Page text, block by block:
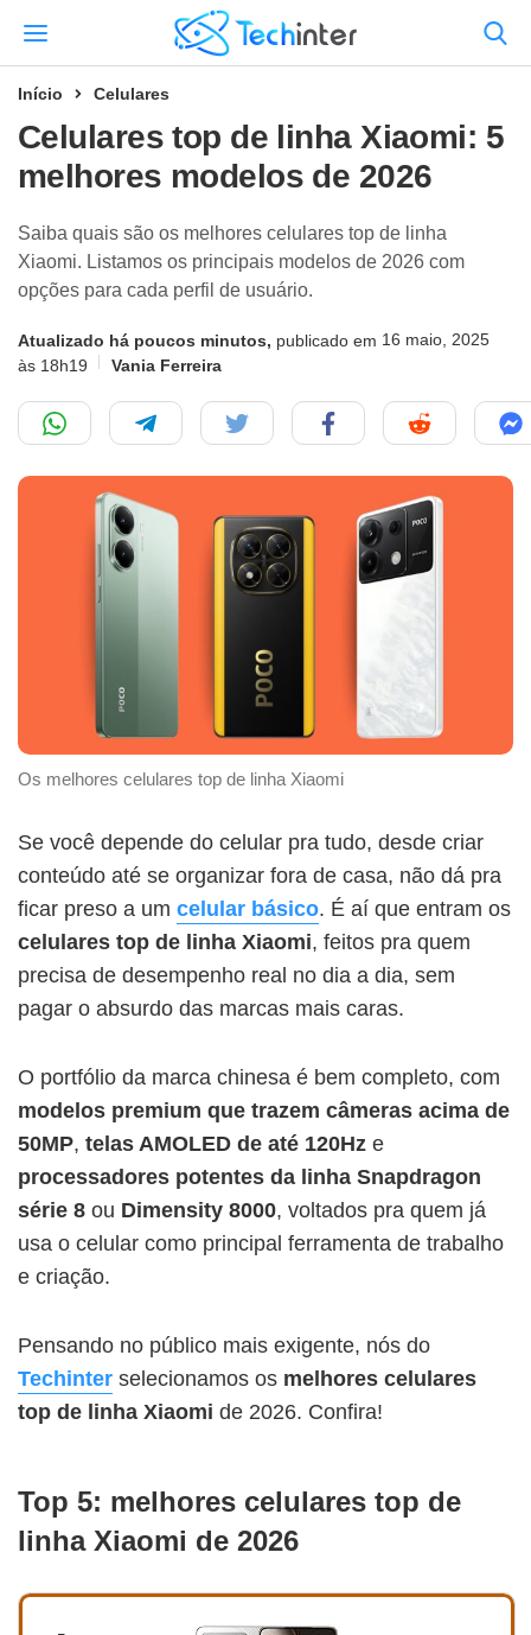
Início Celulares
Celulares top de linha Xiaomi: 5
melhores modelos de 2026
Saiba quais são os melhores celulares top de linha
Xiaomi. Listamos os principais modelos de 2026 com
opções para cada perfil de usuário.
Atualizado há poucos minutos, publicado em 16 maio, 2025
às 18h19
Vania Ferreira
Os melhores celulares top de linha Xiaomi
Se você depende do celular pra tudo, desde criar
conteúdo até se organizar fora de casa, não dá pra
ficar preso a um celular básico. É aí que entram os
celulares top de linha Xiaomi, feitos pra quem
precisa de desempenho real no dia a dia, sem
pagar o absurdo das marcas mais caras.
O portfólio da marca chinesa é bem completo, com
modelos premium que trazem câmeras acima de
50MP, telas AMOLED de até 120Hz e
processadores potentes da linha Snapdragon
série 8 ou Dimensity 8000, voltados pra quem já
usa o celular como principal ferramenta de trabalho
e criação.
Pensando no público mais exigente, nós do
Techinter selecionamos os melhores celulares
top de linha Xiaomi de 2026. Confira!
Top 5: melhores celulares top de
linha Xiaomi de 2026